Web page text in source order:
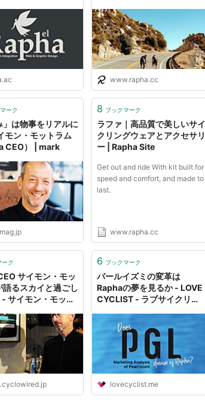
www.rapha.cc
ーク
」は物事をリアルに
モン・モットラム
CEO） | mark
8 ブックマーク
ラファ｜高品質で美しいサイ
クリングウェアとアクセサリ
ー | Rapha Site
Get out and ride With kit built for
speed and comfort, and made to
last.
www.rapha.cc
ーク
サイモン・モッ
語るスカイと過ごし
サイモン・モット
6 ブックマーク
パールイズミの変革は
Raphaの夢を見るか - LOVE
CYCLIST - ラブサイクリス
lovecyclist.me